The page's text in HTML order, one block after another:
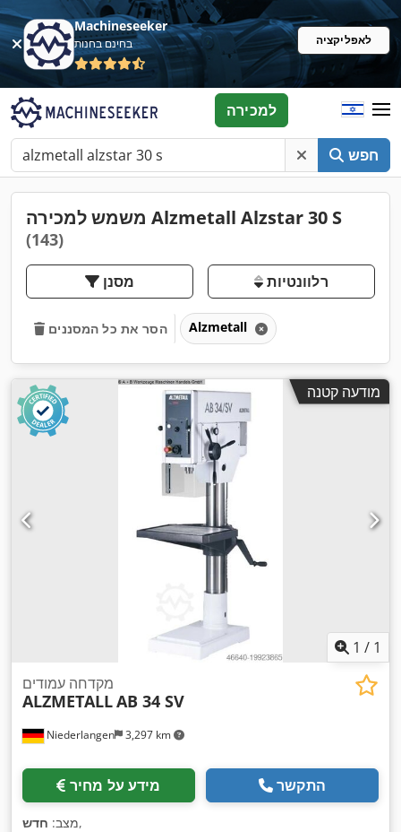
Machineseeker
בחינם בחנות לאפליקציה
חפש
למכירה
משמש למכירה Alzmetall Alzstar 30 S
(143)
מסנן רלוונטיות
הסר את כל המסננים Alzmetall
מודעה קטנה
1 / 1
Niederlangen 3,297 km
מקדחה עמודים
ALZMETALLAB 34 SV
מידע על מחיר התקשר
מצב: חדש ,